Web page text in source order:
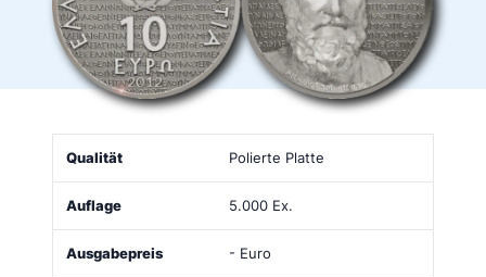
Qualität Ausgabepreis
Polierte Platte
5.000 Ex.
- Euro